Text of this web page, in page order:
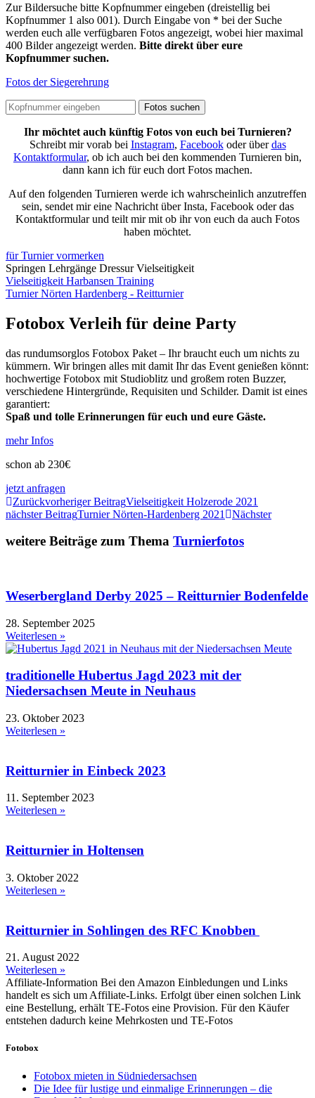
Zur Bildersuche bitte Kopfnummer eingeben (dreistellig bei
Kopfnummer 1 also 001). Durch Eingabe von * bei der Suche
werden euch alle verfügbaren Fotos angezeigt, wobei hier maximal
400 Bilder angezeigt werden. Bitte direkt über eure
Kopfnummer suchen.
Fotos der Siegerehrung
Ihr möchtet auch künftig Fotos von euch bei Turnieren?
Schreibt mir vorab bei Instagram, Facebookoder überdas
Kontaktformular, ob ich auch bei den kommenden Turnieren bin,
dann kann ich für euch dort Fotos machen.
Auf den folgenden Turnieren werde ich wahrscheinlich anzutreffen
sein, sendet mir eine Nachricht über Insta, Facebook oder das
Kontaktformular und teilt mir mit ob ihr von euch da auch Fotos
haben möchtet.
für Turnier vormerken
Springen Lehrgänge DressurVielseitigkeit
Vielseitigkeit Harbansen Training
Turnier Nörten Hardenberg - Reitturnier
Fotobox Verleih für deine Party
das rundumsorglos Fotobox Paket – Ihr braucht euch um nichts zu
kümmern. Wir bringen alles mit damit Ihr das Event genießen könnt:
hochwertige Fotobox mit Studioblitz und großem roten Buzzer,
verschiedene Hintergründe, Requisiten und Schilder. Damit ist eines
garantiert:
Spaß und tolle Erinnerungen für euch und eure Gäste.
mehr Infos
schon ab 230€
jetzt anfragen
Zurückvorheriger BeitragVielseitigkeit Holzerode 2021
nächster BeitragTurnier Nörten-Hardenberg 2021 Nächster
weitere Beiträge zum Thema Turnierfotos
Weserbergland Derby 2025 – Reitturnier Bodenfelde
28. September 2025
Weiterlesen »
traditionelle Hubertus Jagd 2023 mit der
Niedersachsen Meute in Neuhaus
23. Oktober 2023
Weiterlesen »
Reitturnier in Einbeck 2023
11. September 2023
Weiterlesen »
Reitturnier in Holtensen
3. Oktober 2022
Weiterlesen »
Reitturnier in Sohlingen des RFC Knobben
21. August 2022
Weiterlesen »
Affiliate-Information Bei den Amazon Einbledungen und Links
handelt es sich um Affiliate-Links. Erfolgt über einen solchen Link
eine Bestellung, erhält TE-Fotos eine Provision. Für den Käufer
entstehen dadurch keine Mehrkosten und TE-Fotos
Fotobox
Fotobox mieten in Südniedersachsen
Die Idee für lustige und einmalige Erinnerungen – die